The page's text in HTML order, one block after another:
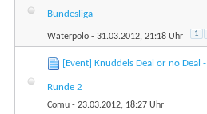
Bundesliga
Waterpolo - 31.03.2012, 21:18 Uhr 1
[Event] Knuddels Deal or no Deal -
Runde 2
Comu - 23.03.2012, 18:27 Uhr